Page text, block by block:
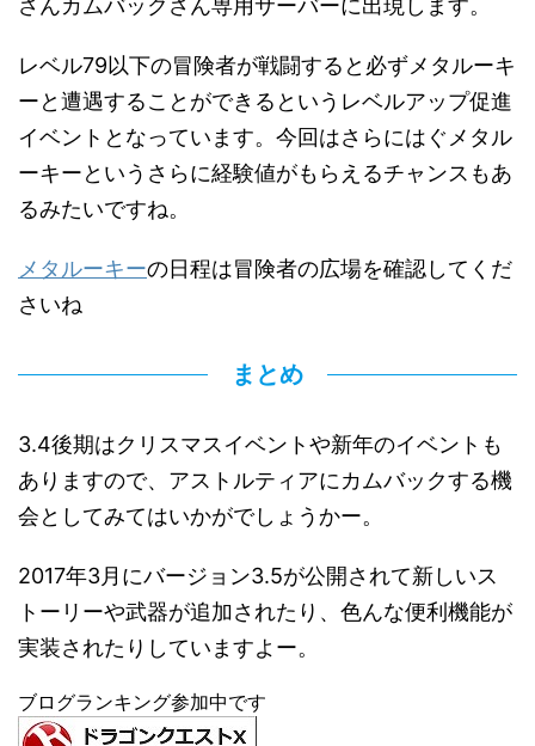
さんカムバックさん専用サーバーに出現します。
レベル79以下の冒険者が戦闘すると必ずメタルーキ
ーと遭遇することができるというレベルアップ促進
イベントとなっています。今回はさらにはぐメタル
ーキーというさらに経験値がもらえるチャンスもあ
るみたいですね。
メタルーキーの日程は冒険者の広場を確認してくだ
さいね
まとめ
3.4後期はクリスマスイベントや新年のイベントも
ありますので、アストルティアにカムバックする機
会としてみてはいかがでしょうかー。
2017年3月にバージョン3.5が公開されて新しいス
トーリーや武器が追加されたり、色んな便利機能が
実装されたりしていますよー。
ブログランキング参加中です